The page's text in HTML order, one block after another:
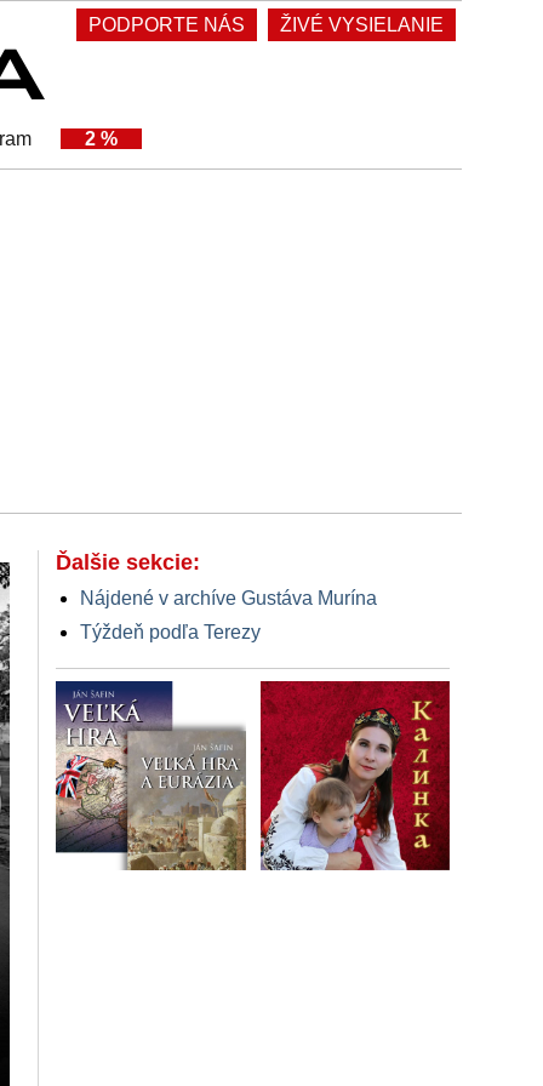
PODPORTE NÁS ŽIVÉ VYSIELANIE
2 %
Ďalšie sekcie:
Nájdené v archíve Gustáva Murína
Týždeň podľa Terezy